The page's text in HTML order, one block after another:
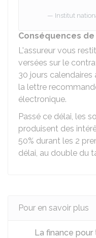
Institut
Conséquences
L'assureur vous
versées sur le
30 jours
la lettre
électronique.
Passé ce délai, les
produisent des
50% durant les 2
délai, au double du
Pour en savoir plus
La finance pour